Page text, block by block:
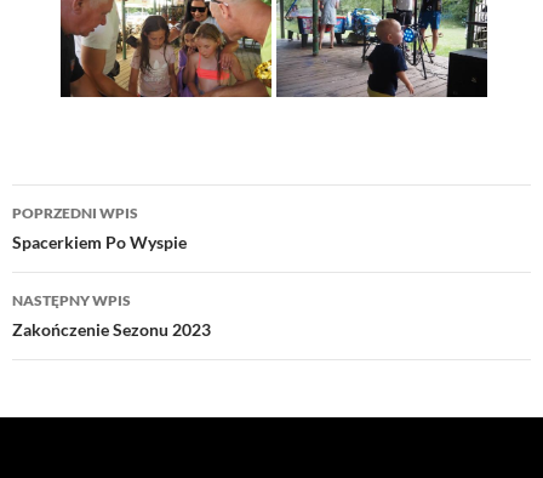
Nawigacja
wpisu
POPRZEDNI WPIS
Spacerkiem Po Wyspie
NASTĘPNY WPIS
Zakończenie Sezonu 2023